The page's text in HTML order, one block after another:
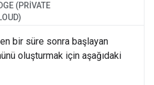
(PRIVATE
bir süre sonra başlayan
oluşturmak için aşağıdaki